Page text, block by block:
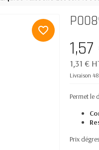
favorite_border
1,31 €
Livraison
Permet le
Prix